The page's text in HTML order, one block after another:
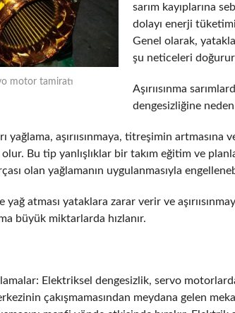
motor tamiratı
sarım kayıplarına
dolayı enerji
Genel olarak,
şu neticeleri
Aşırıısınma
dengesizliğine
yağlama, aşırıısınmaya, titreşimin artmasına
Bu tip yanlışlıklar bir takım eğitim ve
olan yağlamanın uygulanmasıyla
yağ atması yataklara zarar verir ve
büyük miktarlarda hızlanır.
Elektriksel dengesizlik, servo
çakışmamasından meydana gelen